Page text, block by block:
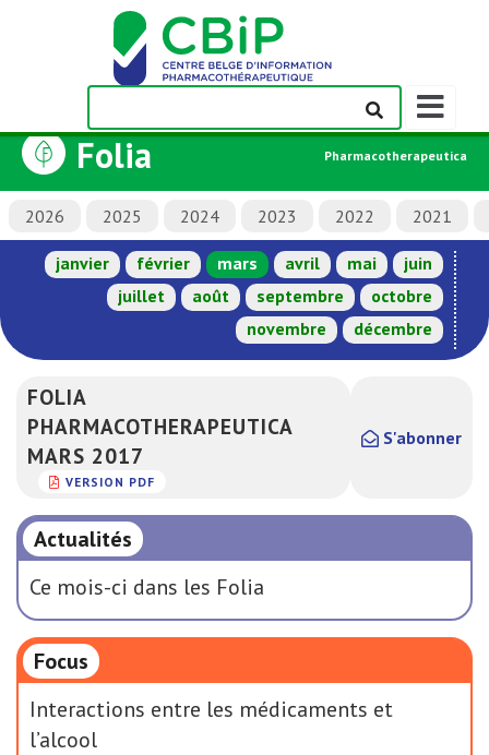
Afficher/
la
de
navigation
Folia Pharmacotherapeutica
2026 2025 2024 2023 2022 2021
janvier février mars avril mai
juin
juillet
août septembre
octobre
novembre
décembre
FOLIA
PHARMACOTHERAPEUTICA
MARS 2017
VERSION PDF
S'abonner
Actualités
Ce mois-ci dans les Folia
Focus
Interactions entre les médicaments et
l’alcool